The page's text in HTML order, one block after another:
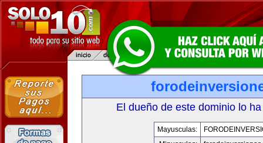
El dueño de este dominio lo
Mayusculas: